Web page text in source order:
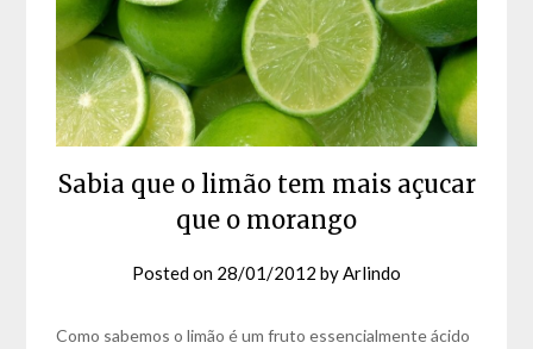
Sabia que o limão tem mais açucar
que o morango
Posted on 28/01/2012 byArlindo
Como sabemos o limão é um fruto essencialmente ácido